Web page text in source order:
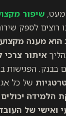
מעט, שיפור
רוצים לספק
מענה
איתור צרכי
בבנק. הפגישות
של כל
הלמידה
ואישי של